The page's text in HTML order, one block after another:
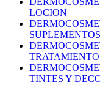
LOCION
TINTES Y